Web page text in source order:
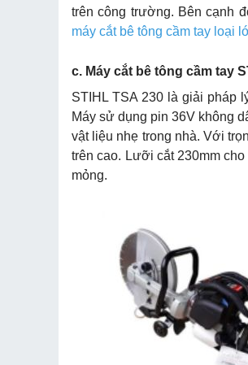
trên công trường. Bên cạnh
máy cắt bê tông cầm tay loại
c. Máy cắt bê tông cầm tay
STIHL TSA 230 là giải pháp
Máy sử dụng pin 36V không
vật liệu nhẹ trong nhà. Với
trên cao. Lưỡi cắt 230mm
mỏng.